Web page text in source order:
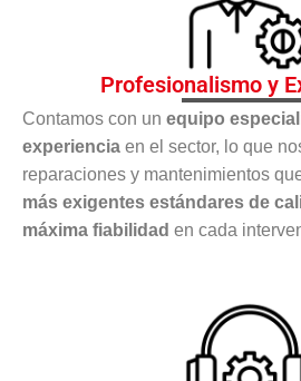
Profesionalismo y
Contamos con un equipo
experiencia en el sector, lo que
reparaciones y mantenimientos
más exigentes estándares de
máxima fiabilidad en cada